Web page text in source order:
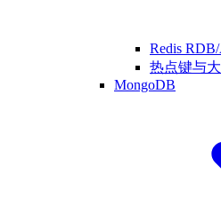
Redis
热点键与
MongoDB